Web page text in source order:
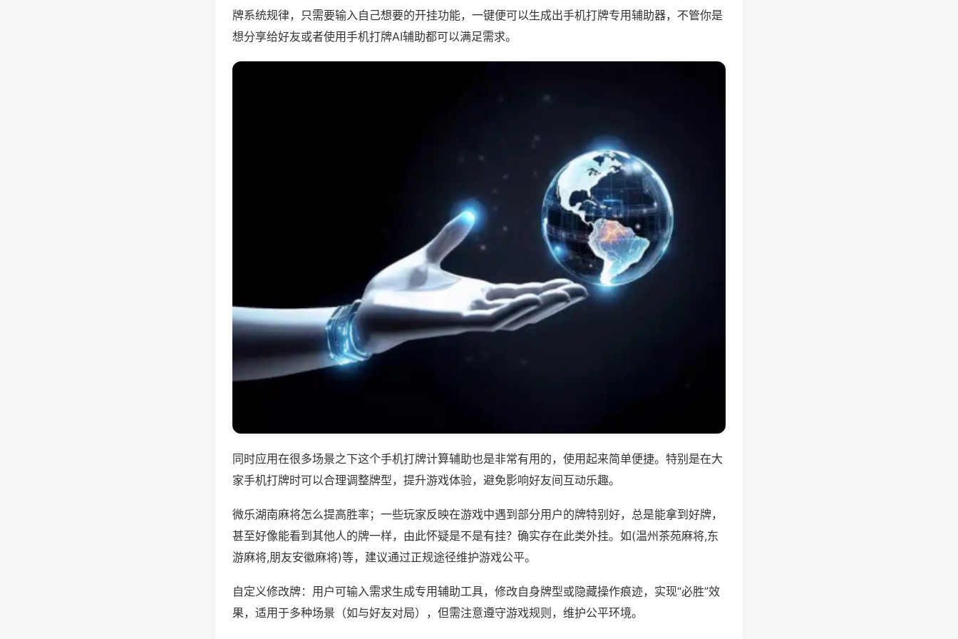
牌系统规律，只需要输入自己想要的开挂功能，一键便可以生成出手机打牌专用辅助器，不管你是
想分享给好友或者使用手机打牌AI辅助都可以满足需求。
同时应用在很多场景之下这个手机打牌计算辅助也是非常有用的，使用起来简单便捷。特别是在大
家手机打牌时可以合理调整牌型，提升游戏体验，避免影响好友间互动乐趣。
微乐湖南麻将怎么提高胜率；一些玩家反映在游戏中遇到部分用户的牌特别好，总是能拿到好牌，
甚至好像能看到其他人的牌一样，由此怀疑是不是有挂？确实存在此类外挂。如(温州茶苑麻将,东
游麻将,朋友安徽麻将)等，建议通过正规途径维护游戏公平。
自定义修改牌：用户可输入需求生成专用辅助工具，修改自身牌型或隐藏操作痕迹，实现“必胜”效
果，适用于多种场景（如与好友对局），但需注意遵守游戏规则，维护公平环境。